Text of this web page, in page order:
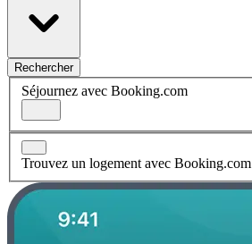
Rechercher
Séjournez avec Booking.com
Trouvez un logement avec Booking.com